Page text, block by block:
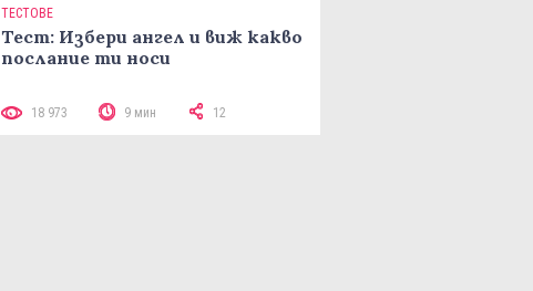
ТЕСТОВЕ
Тест: Избери ангел и виж какво
послание ти носи
18 973 9 мин 12